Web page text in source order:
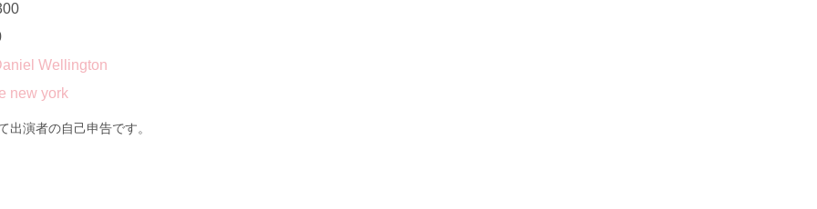
Wellington
new york
演者の自己申告です。